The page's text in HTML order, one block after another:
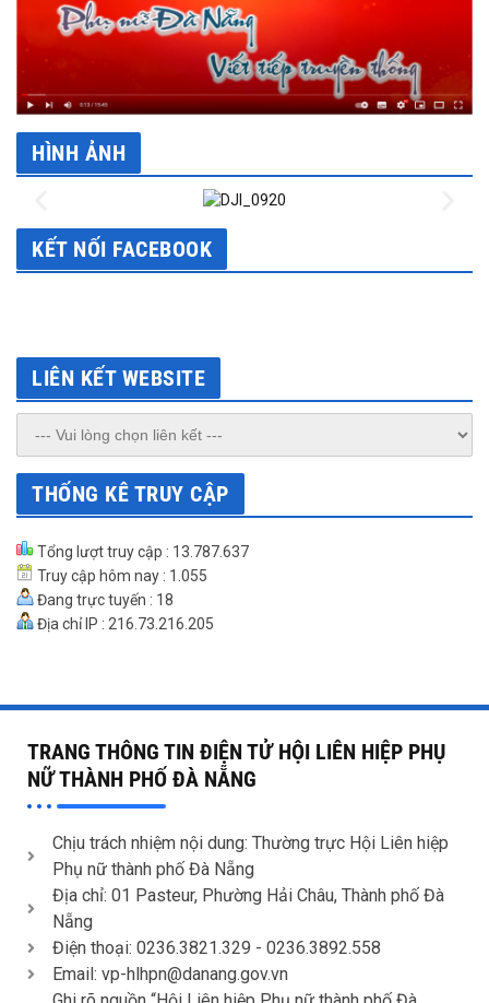
HÌNH ẢNH
KẾT NỐI FACEBOOK
LIÊN KẾT WEBSITE
THỐNG KÊ TRUY CẬP
Tổng lượt truy cập : 13.787.637
Truy cập hôm nay : 1.055
Đang trực tuyến : 18
Địa chỉ IP : 216.73.216.205
TRANG THÔNG TIN ĐIỆN TỬ HỘI LIÊN HIỆP PHỤ
NỮ THÀNH PHỐ ĐÀ NẴNG
Chịu trách nhiệm nội dung: Thường trực Hội Liên hiệp
Phụ nữ thành phố Đà Nẵng
Địa chỉ: 01 Pasteur, Phường Hải Châu, Thành phố Đà
Nẵng
Điện thoại: 0236.3821.329 - 0236.3892.558
Email: vp-hlhpn@danang.gov.vn